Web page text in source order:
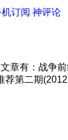
订阅 神评论
章有：战争
荐第二期